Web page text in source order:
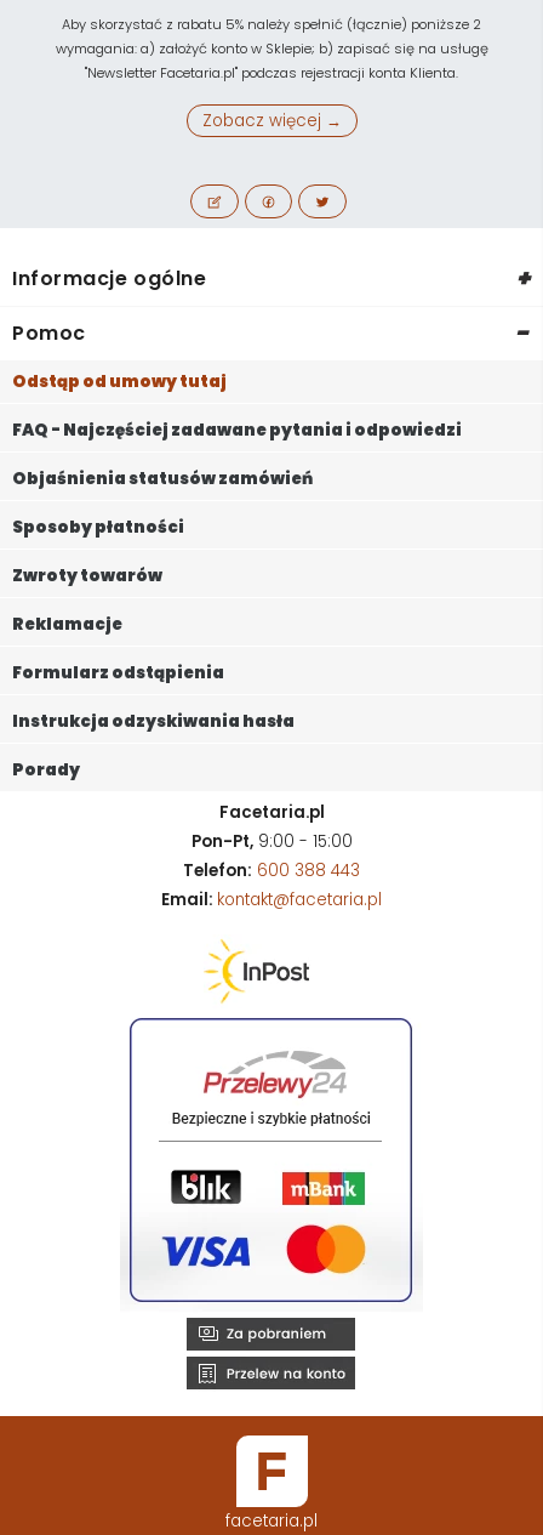
Aby skorzystać z rabatu 5% należy spełnić (łącznie) poniższe 2
wymagania: a) założyć konto w Sklepie; b) zapisać się na usługę
"Newsletter Facetaria.pl" podczas rejestracji konta Klienta.
Zobacz więcej →
Informacje ogólne +
Pomoc -
Odstąp od umowy tutaj
FAQ - Najczęściej zadawane pytania i odpowiedzi
Objaśnienia statusów zamówień
Sposoby płatności
Zwroty towarów
Reklamacje
Formularz odstąpienia
Instrukcja odzyskiwania hasła
Porady
Facetaria.pl
Pon-Pt,9:00 - 15:00
Telefon: 600 388 443
Email: kontakt@facetaria.pl
facetaria.pl